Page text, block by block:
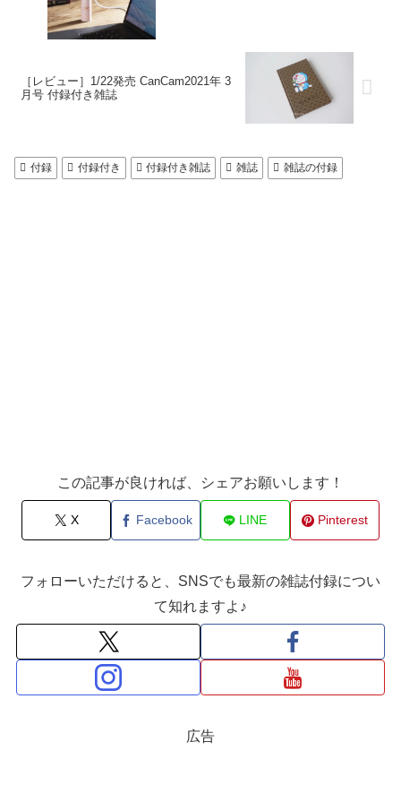
［レビュー］1/22発売 CanCam2021年 3
月号 付録付き雑誌
付録 付録付き 付録付き雑誌 雑誌 雑誌の付録
この記事が良ければ、シェアお願いします！
X Facebook LINE Pinterest
フォローいただけると、SNSでも最新の雑誌付録につい
て知れますよ♪
広告